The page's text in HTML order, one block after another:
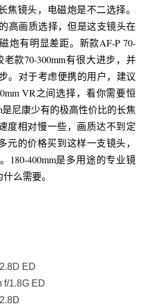
镜头，电磁炮是不二选择。
高画质选择，但是这支镜头在
炮有明显差距。新款AF-P 70-
老款70-300mm有很大进步，并
。对于考虑便携的用户，建议
VR之间选择，看你需要恒
是尼康少有的极高性价比的长焦
度相对慢一些，画质达不到定
元的价格买到这样一支镜头，
180-400mm是多用途的专业镜
么需要。
ED
f/1.8G ED